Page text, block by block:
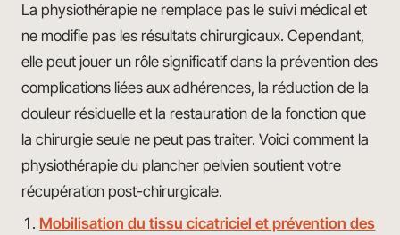
La physiothérapie ne remplace pas le suivi médical et
ne modifie pas les résultats chirurgicaux. Cependant,
elle peut jouer un rôle significatif dans la prévention des
complications liées aux adhérences, la réduction de la
douleur résiduelle et la restauration de la fonction que
la chirurgie seule ne peut pas traiter. Voici comment la
physiothérapie du plancher pelvien soutient votre
récupération post-chirurgicale.
Mobilisation du tissu cicatriciel et prévention des